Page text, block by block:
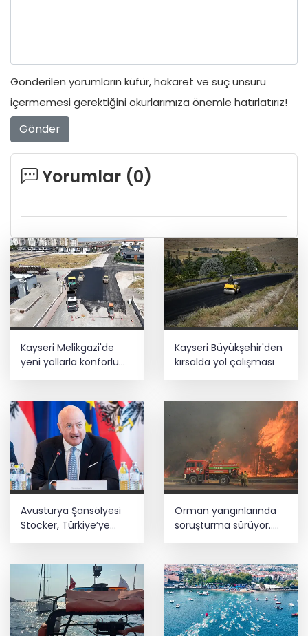
Gönderilen yorumların küfür, hakaret ve suç unsuru
içermemesi gerektiğini okurlarımıza önemle hatırlatırız!
Gönder
Yorumlar (0)
Kayseri Melikgazi'de
yeni yollarla konforlu
ulaşım
Kayseri Büyükşehir'den
kırsalda yol çalışması
Avusturya Şansölyesi
Stocker, Türkiye’ye
Orman yangınlarında
soruşturma sürüyor..